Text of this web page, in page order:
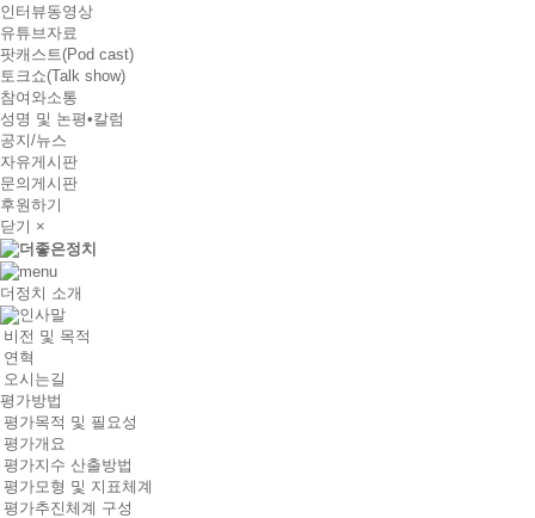
인터뷰동영상
유튜브자료
팟캐스트(Pod cast)
토크쇼(Talk show)
참여와소통
성명 및 논평•칼럼
공지/뉴스
자유게시판
문의게시판
후원하기
닫기 ×
더정치 소개
인사말
비전 및 목적
연혁
오시는길
평가방법
평가목적 및 필요성
평가개요
평가지수 산출방법
평가모형 및 지표체계
평가추진체계 구성